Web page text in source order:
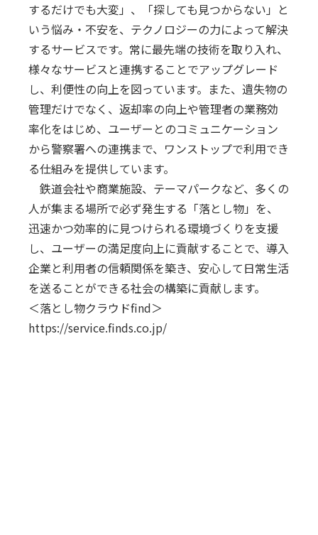
するだけでも大変」、「探しても見つからない」と
いう悩み・不安を、テクノロジーの力によって解決
するサービスです。常に最先端の技術を取り入れ、
様々なサービスと連携することでアップグレード
し、利便性の向上を図っています。また、遺失物の
管理だけでなく、返却率の向上や管理者の業務効
率化をはじめ、ユーザーとのコミュニケーション
から警察署への連携まで、ワンストップで利用でき
る仕組みを提供しています。
鉄道会社や商業施設、テーマパークなど、多くの
人が集まる場所で必ず発生する「落とし物」を、
迅速かつ効率的に見つけられる環境づくりを支援
し、ユーザーの満足度向上に貢献することで、導入
企業と利用者の信頼関係を築き、安心して日常生活
を送ることができる社会の構築に貢献します。
＜落とし物クラウドfind＞
https://service.finds.co.jp/